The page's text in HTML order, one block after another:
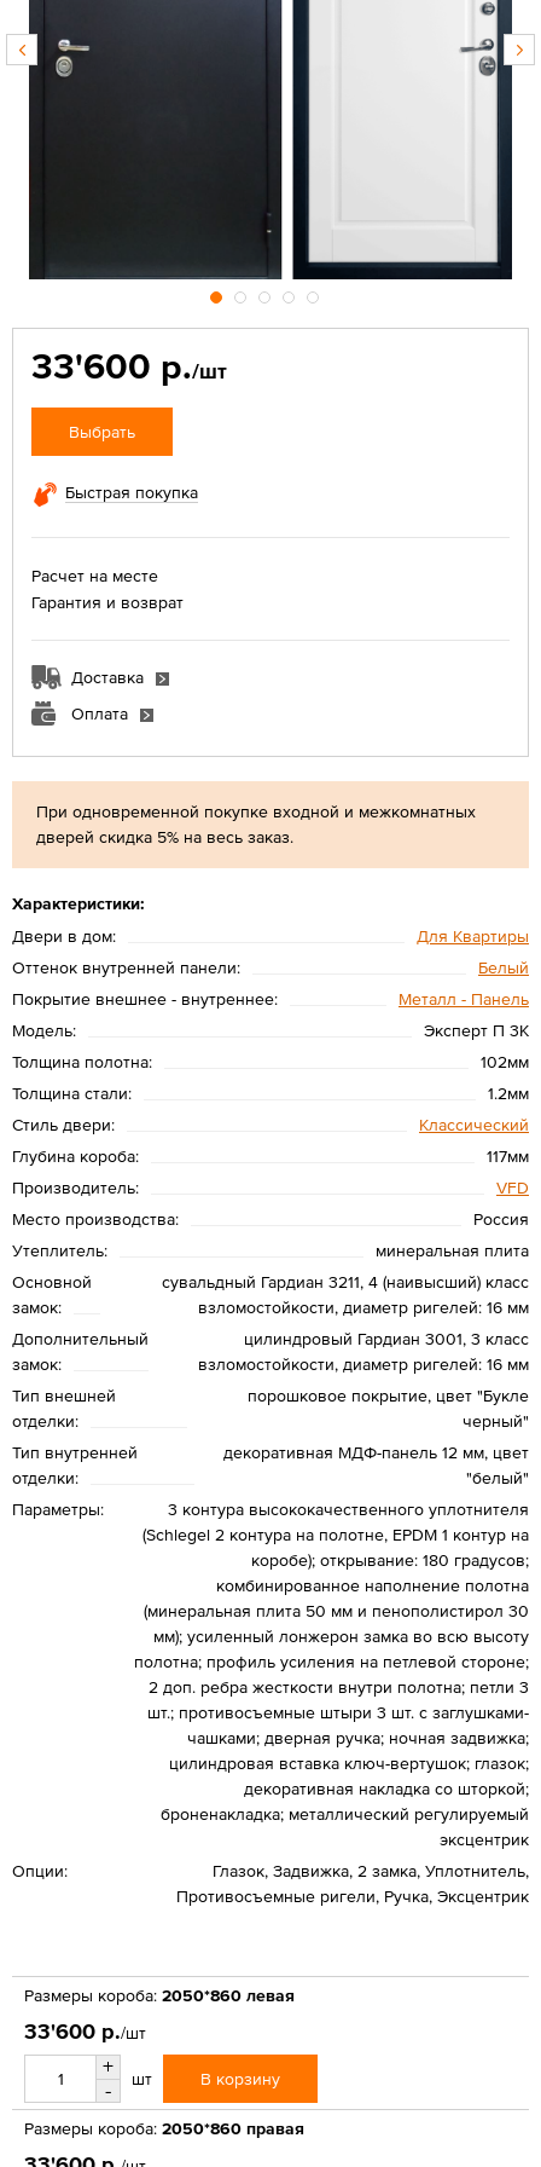
При одновременной покупке входной и межкомнатных
дверей скидка 5% на весь заказ.
Характеристики:
Двери в дом:
Для Квартиры
Оттенок внутренней панели:
Белый
Покрытие внешнее - внутреннее:
Металл - Панель
Модель:
Эксперт П 3K
Толщина полотна:
102мм
Толщина стали:
1.2мм
Стиль двери:
Классический
Глубина короба:
117мм
Производитель:
VFD
Место производства:
Россия
Утеплитель:
минеральная плита
Основной
замок:
сувальдный Гардиан 3211, 4 (наивысший) класс
взломостойкости, диаметр ригелей: 16 мм
Дополнительный
замок:
цилиндровый Гардиан 3001, 3 класс
взломостойкости, диаметр ригелей: 16 мм
Тип внешней
отделки:
порошковое покрытие, цвет "Букле
черный"
Тип внутренней
отделки:
декоративная МДФ-панель 12 мм, цвет
"белый"
Параметры:
3 контура высококачественного уплотнителя
(Schlegel 2 контура на полотне, EPDM 1 контур на
коробе); открывание: 180 градусов;
комбинированное наполнение полотна
(минеральная плита 50 мм и пенополистирол 30
мм); усиленный лонжерон замка во всю высоту
полотна; профиль усиления на петлевой стороне;
2 доп. ребра жесткости внутри полотна; петли 3
шт.; противосъемные штыри 3 шт. с заглушками-
чашками; дверная ручка; ночная задвижка;
цилиндровая вставка ключ-вертушок; глазок;
декоративная накладка со шторкой;
броненакладка; металлический регулируемый
эксцентрик
Опции:
Глазок, Задвижка, 2 замка, Уплотнитель,
Противосъемные ригели, Ручка, Эксцентрик
33'600 р./шт
Выбрать
Быстрая покупка
Расчет на месте
Гарантия и возврат
Доставка
Оплата
Размеры короба: 2050*860 левая
33'600 р./шт
+
-
шт В корзину
Размеры короба: 2050*860 правая